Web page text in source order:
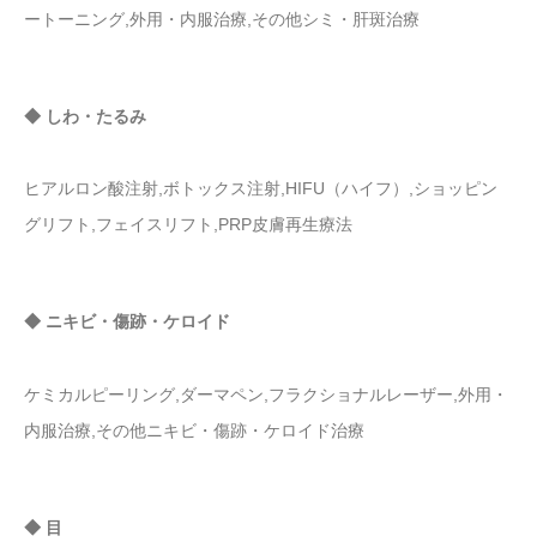
ートーニング,外用・内服治療,その他シミ・肝斑治療
◆ しわ・たるみ
ヒアルロン酸注射,ボトックス注射,HIFU（ハイフ）,ショッピン
グリフト,フェイスリフト,PRP皮膚再生療法
◆ ニキビ・傷跡・ケロイド
ケミカルピーリング,ダーマペン,フラクショナルレーザー,外用・
内服治療,その他ニキビ・傷跡・ケロイド治療
◆ 目